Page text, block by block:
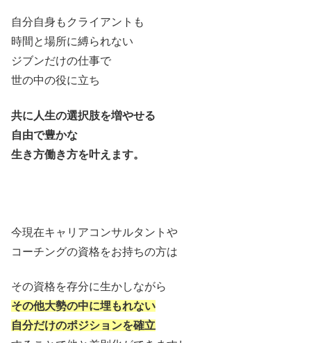
自分自身もクライアントも
時間と場所に縛られない
ジブンだけの仕事で
世の中の役に立ち
共に人生の選択肢を増やせる
自由で豊かな
生き方働き方を叶えます。
今現在キャリアコンサルタントや
コーチングの資格をお持ちの方は
その資格を存分に生かしながら
その他大勢の中に埋もれない
自分だけのポジションを確立